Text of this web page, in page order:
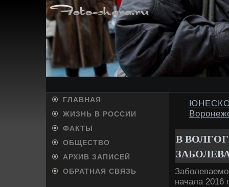
ГЛАВНАЯ
ЖИЗНЬ В РОССИИ
ФАКТЫ
ОБЩЕСТВО
АРХИВ ЗАПИСЕЙ
ОБРАТНАЯ СВЯЗЬ
ЮНЕСКО
В
начала 2016